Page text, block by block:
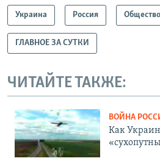
Украина Россия Общество
ГЛАВНОЕ ЗА СУТКИ
ЧИТАЙТЕ ТАКЖЕ:
ВОЙНА
Как